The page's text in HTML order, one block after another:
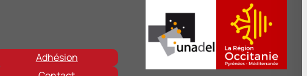
Adhésion